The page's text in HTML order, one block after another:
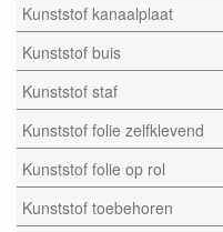
Kunststof kanaalplaat
Kunststof buis
Kunststof staf
Kunststof folie zelfklevend
Kunststof folie op rol
Kunststof toebehoren